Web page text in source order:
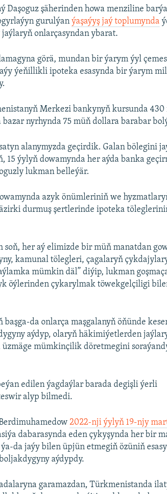
Daşoguz şäherinden howa menziline
gurulýan ýaşaýyş jaý toplumynda
onlarçasyndan ybarat.
görä, mundan bir ýarym ýyl
ýeňillikli ipoteka esasynda bir ýarym
Merkezi bankynyň kursunda 430
bazar nyrhynda 75 müň dollara barabar
alanymyzda geçirdik. Galan bölegini
15 ýylyň dowamynda her aýda banka
lukman belleýär.
azyk önümleriniň we
durmuş şertlerinde ipoteka
soň, her aý elimizde bir müň manatdan
kamunal tölegleri, çagalaryň
mümkin däl” diýip, lukman
öýlerinden çykarylmak töwekgelçiligi
da onlarça maşgalanyň öňünde
aýdyp, olaryň häkimiýetlerden
mümkinçilik döretmegini
edilen ýagdaýlar barada degişli ýerli
alyp bilmedi.
2022-nji ýylyň 19-njy
dabarasynda eden çykyşynda her bir
da jaýy bilen üpjün etmegiň özüniň esasy
aýdypdy.
garamazdan, Türkmenistanda